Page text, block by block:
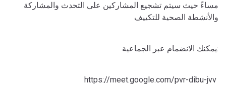
مساءً حيث سيتم تشجيع المشاركين على التحدث والمشاركة
والأنشطة الصحية للتكييف
يمكنك الانضمام عبر الجماعية:
https://meet.google.com/pvr-dibu-jvv